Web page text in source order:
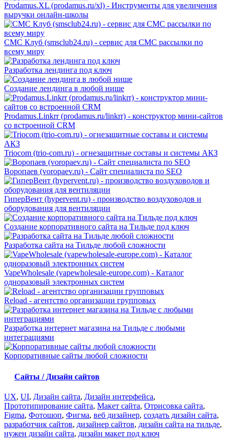
Prodamus.XL (prodamus.ru/xl) - Инструменты для увеличения
выручки онлайн-школы
СМС Клуб (smsclub24.ru) - сервис для СМС рассылки по
всему миру
Разработка лендинга под ключ
Создание лендинга в любой нише
Prodamus.Linkrr (prodamus.ru/linkrr) - конструктор мини-сайтов
со встроенной CRM
Triocom (trio-com.ru) - огнезащитные составы и системы АКЗ
Воропаев (voropaev.ru) - Сайт специалиста по SEO
ГиперВент (hypervent.ru) - производство воздуховодов и
оборудования для вентиляции
Создание корпоративного сайта на Тильде под ключ
Разработка сайта на Тильде любой сложности
VapeWholesale (vapewholesale-europe.com) - Каталог
одноразовый электронных систем
Reload - агентство организации групповых
Разработка интернет магазина на Тильде с любыми
интеграциями
Корпоративные сайты любой сложности
Сайты / Дизайн сайтов
UX, UI, Дизайн сайта, Дизайн интерфейса,
Прототипирование сайта, Макет сайта, Отрисовка сайта,
Figma, Фотошоп, Фигма, веб дизайнер, создать дизайн сайта,
разработчик сайтов, дизайнер сайтов, дизайн сайта на тильде,
нужен дизайн сайта, дизайн макет под ключ